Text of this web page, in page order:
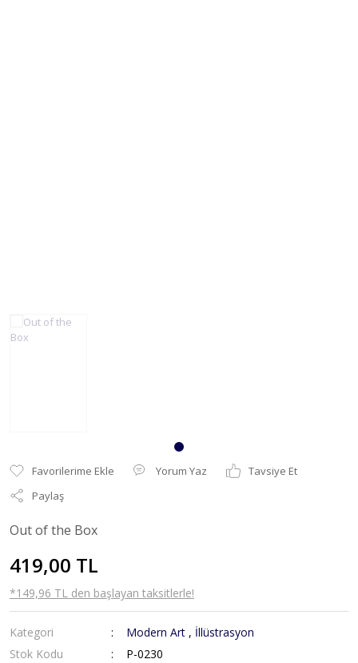
Yorum Yaz
Tavsiye Et
Paylaş
Out of the Box
419,00 TL
*149,96 TL den başlayan taksitlerle!
Kategori Modern Art , İllüstrasyon
Stok Kodu
P-0230